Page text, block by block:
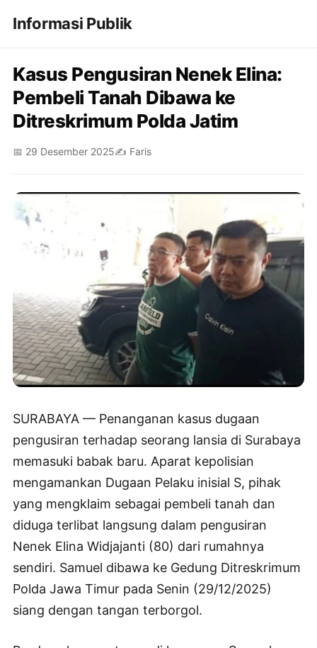
Informasi Publik
Kasus Pengusiran Nenek Elina:
Pembeli Tanah Dibawa ke
Ditreskrimum Polda Jatim
📅 29 Desember 2025✍️ Faris
SURABAYA — Penanganan kasus dugaan
pengusiran terhadap seorang lansia di Surabaya
memasuki babak baru. Aparat kepolisian
mengamankan Dugaan Pelaku inisial S, pihak
yang mengklaim sebagai pembeli tanah dan
diduga terlibat langsung dalam pengusiran
Nenek Elina Widjajanti (80) dari rumahnya
sendiri. Samuel dibawa ke Gedung Ditreskrimum
Polda Jawa Timur pada Senin (29/12/2025)
siang dengan tangan terborgol.